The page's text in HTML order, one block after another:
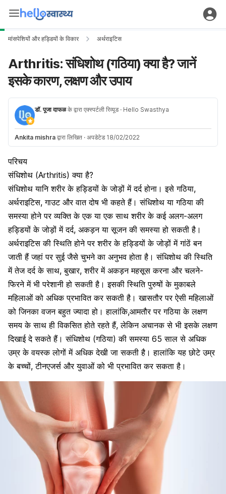
मांसपेशियों और हड्डियों के विकार अर्थराइटिस
Arthritis: संधिशोथ (गठिया) क्या है? जानें
इसके कारण, लक्षण और उपाय
डॉ. पूजा दाफळके द्वारा एक्स्पर्टली रिव्यूड · Hello Swasthya
Ankita mishra द्वारा लिखित · अपडेटेड 18/02/2022
परिचय
संधिशोथ (Arthritis) क्या है?
संधिशोथ यानि शरीर के हड्डियों के जोड़ों में दर्द होना। इसे गठिया,
अर्थराइटिस, गाउट और वात दोष भी कहते हैं। संधिशोथ या गठिया की
समस्या होने पर व्यक्ति के एक या एक साथ शरीर के कई अलग-अलग
हड्डियों के जोड़ों में दर्द, अकड़न या सूजन की समस्या हो सकती है।
अर्थराइटिस की स्थिति होने पर शरीर के हड्डियों के जोड़ों में गांठें बन
जाती हैं जहां पर सुई जैसे चुभने का अनुभव होता है। संधिशोथ की स्थिति
में तेज दर्द के साथ, बुखार, शरीर में अकड़न महसूस करना और चलने-
फिरने में भी परेशानी हो सकती है। इसकी स्थिति पुरुषों के मुकाबले
महिलाओं को अधिक प्रभावित कर सकती है। खासतौर पर ऐसी महिलाओं
को जिनका वजन बहुत ज्यादा हो। हालांकि,आमतौर पर गठिया के लक्षण
समय के साथ ही विकसित होते रहते हैं, लेकिन अचानक से भी इसके लक्षण
दिखाई दे सकते हैं। संधिशोथ (गठिया) की समस्या 65 साल से अधिक
उम्र के वयस्क लोगों में अधिक देखी जा सकती है। हालांकि यह छोटे उम्र
के बच्चों, टीनएजर्स और युवाओं को भी प्रभावित कर सकता है।